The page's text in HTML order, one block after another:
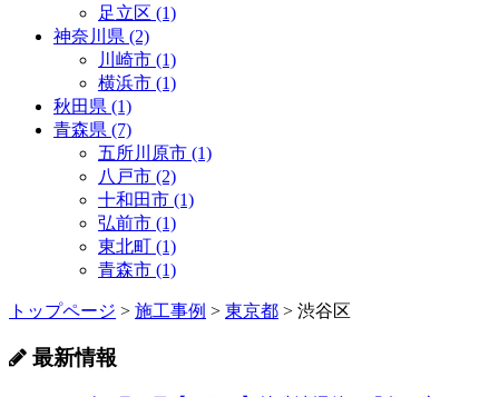
足立区 (1)
神奈川県 (2)
川崎市 (1)
横浜市 (1)
秋田県 (1)
青森県 (7)
五所川原市 (1)
八戸市 (2)
十和田市 (1)
弘前市 (1)
東北町 (1)
青森市 (1)
トップページ > 施工事例 > 東京都 > 渋谷区
最新情報